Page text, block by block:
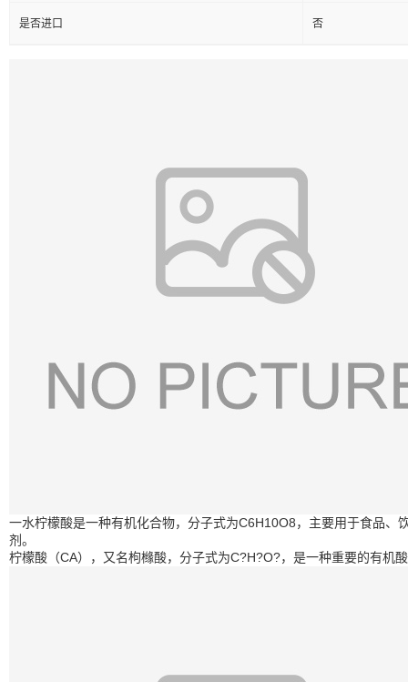
是否进口 否
一水柠檬酸是一种有机化合物，分子式为C6H10O8，主要用于食品
剂。
柠檬酸（CA），又名枸橼酸，分子式为C?H?O?，是一种重要的有